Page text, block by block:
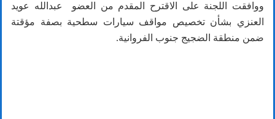
ووافقت اللجنة على الاقترح المقدم من العضو عبدالله عويد
العنزي بشأن تخصيص مواقف سيارات سطحية بصفة مؤقتة
ضمن منطقة الضجيج جنوب الفروانية.